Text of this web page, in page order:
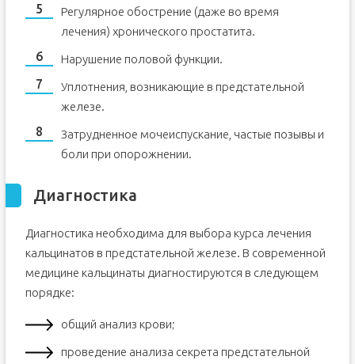
Регулярное обострение (даже во время
лечения) хронического простатита.
Нарушение половой функции.
Уплотнения, возникающие в предстательной
железе.
Затрудненное мочеиспускание, частые позывы и
боли при опорожнении.
Диагностика
Диагностика необходима для выбора курса лечения
кальцинатов в предстательной железе. В современной
медицине кальцинаты диагностируются в следующем
порядке:
общий анализ крови;
проведение анализа секрета предстательной